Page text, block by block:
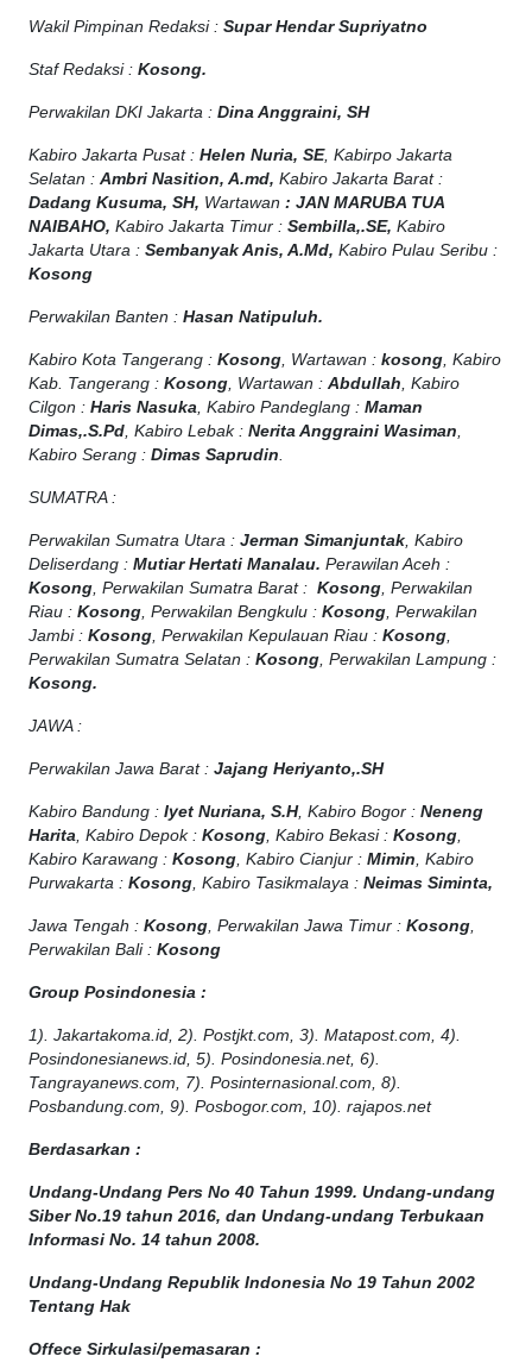
Wakil Pimpinan Redaksi : Supar Hendar Supriyatno
Staf Redaksi : Kosong.
Perwakilan DKI Jakarta : Dina Anggraini, SH
Kabiro Jakarta Pusat : Helen Nuria, SE, Kabirpo Jakarta
Selatan : Ambri Nasition, A.md, Kabiro Jakarta Barat :
Dadang Kusuma, SH, Wartawan : JAN MARUBA TUA
NAIBAHO, Kabiro Jakarta Timur : Sembilla,.SE, Kabiro
Jakarta Utara : Sembanyak Anis, A.Md, Kabiro Pulau Seribu :
Kosong
Perwakilan Banten : Hasan Natipuluh.
Kabiro Kota Tangerang : Kosong , Wartawan : kosong , Kabiro
Kab. Tangerang : Kosong , Wartawan : Abdullah , Kabiro
Cilgon : Haris Nasuka , Kabiro Pandeglang : Maman
Dimas,.S.Pd , Kabiro Lebak : Nerita Anggraini Wasiman
Kabiro Serang : Dimas Saprudin
SUMATRA :
Perwakilan Sumatra Utara : Jerman Simanjuntak , Kabiro
Deliserdang : Mutiar Hertati Manalau. Perawilan Aceh :
Kosong , Perwakilan Sumatra Barat : Kosong , Perwakilan
Riau : Kosong , Perwakilan Bengkulu : Kosong , Perwakilan
Jambi : Kosong , Perwakilan Kepulauan Riau : Kosong
Perwakilan Sumatra Selatan : Kosong , Perwakilan Lampung :
Kosong.
JAWA :
Perwakilan Jawa Barat : Jajang Heriyanto,.SH
Kabiro Bandung : Iyet Nuriana, S.H, Kabiro Bogor : Neneng
Harita , Kabiro Depok : Kosong , Kabiro Bekasi : Kosong
Kabiro Karawang : Kosong , Kabiro Cianjur : Mimin , Kabiro
Purwakarta : Kosong , Kabiro Tasikmalaya : Neimas Siminta,
Jawa Tengah : Kosong , Perwakilan Jawa Timur : Kosong
Perwakilan Bali : Kosong
Group Posindonesia :
1). Jakartakoma.id, 2). Postjkt.com, 3). Matapost.com, 4).
Posindonesianews.id, 5). Posindonesia.net, 6).
Tangrayanews.com, 7). Posinternasional.com, 8).
Posbandung.com, 9). Posbogor.com, 10). rajapos.net
Berdasarkan :
Undang-Undang Pers No 40 Tahun 1999. Undang-undang
Siber No.19 tahun 2016, dan Undang-undang Terbukaan
Informasi No. 14 tahun 2008.
Undang-Undang Republik Indonesia No 19 Tahun 2002
Tentang Hak
Offece Sirkulasi/pemasaran :